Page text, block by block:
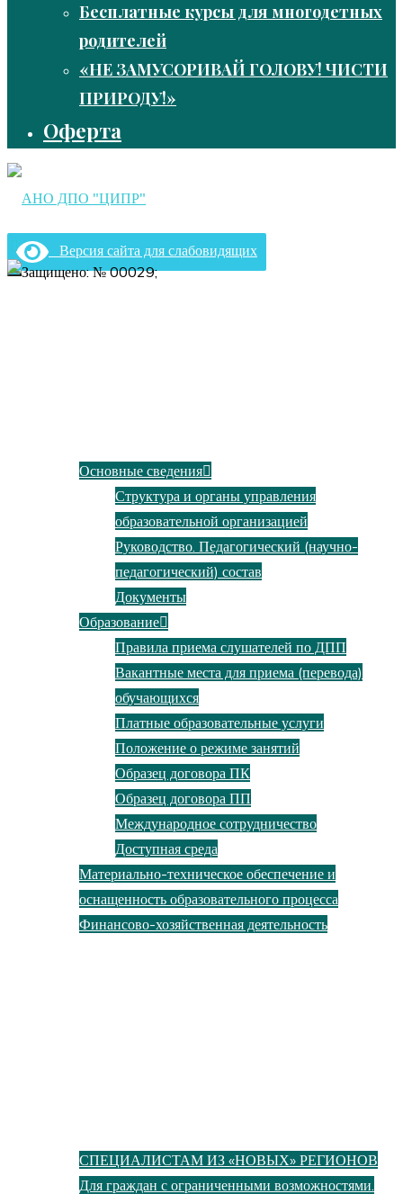
Бесплатные курсы для многодетных
родителей
«НЕ ЗАМУСОРИВАЙ ГОЛОВУ! ЧИСТИ
ПРИРОДУ!»
Оферта
АНО ДПО "ЦИПР"
Переподготовка и повышение квалификации
Основные сведения
Структура и органы управления
образовательной организацией
Руководство. Педагогический (научно-
педагогический) состав
Документы
Образование
Правила приема слушателей по ДПП
Вакантные места для приема (перевода)
обучающихся
Платные образовательные услуги
Положение о режиме занятий
Образец договора ПК
Образец договора ПП
Международное сотрудничество
Доступная среда
Материально-техническое обеспечение и
оснащенность образовательного процесса
Финансово-хозяйственная деятельность
СПЕЦИАЛИСТАМ ИЗ «НОВЫХ» РЕГИОНОВ
Для граждан с ограниченными возможностями.
Версия сайта для слабовидящих